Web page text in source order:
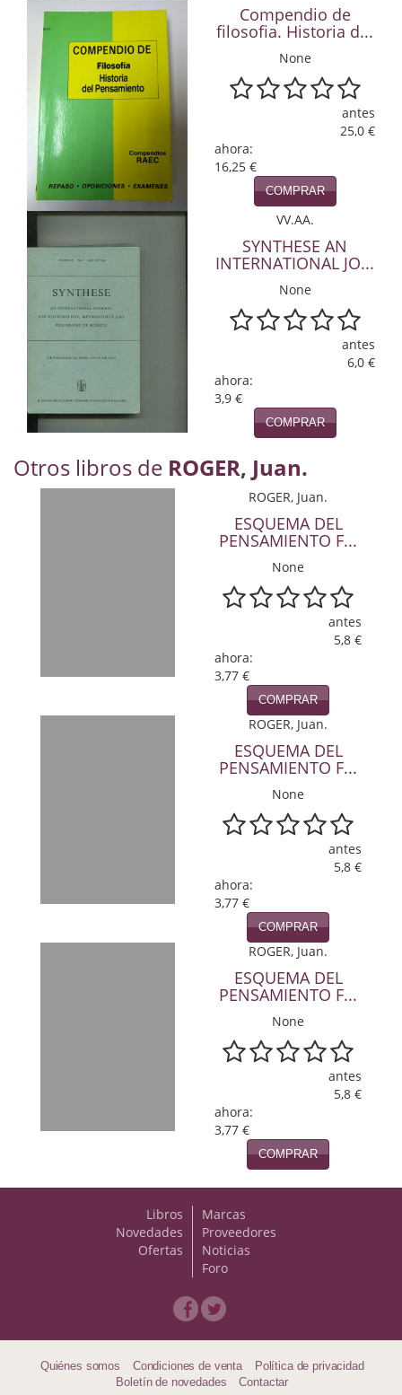
Mafia y espionaje
Matemáticas
Medicina
Música
Naturaleza
Novela fantástica
Novela negra
Novela romántica
Otros idiomas
Papás, Mamás, Bebés...
Religión
Revistas
Terror
Terrorismo
Compendio de
filosofia. Historia d...
None
antes
25,0 €
ahora:
16,25 €
COMPRAR
VV.AA.
SYNTHESE AN
INTERNATIONAL JO...
None
antes
6,0 €
ahora:
3,9 €
COMPRAR
Otros libros de ROGER, Juan.
ROGER, Juan.
ESQUEMA DEL
PENSAMIENTO F...
None
antes
5,8 €
ahora:
3,77 €
COMPRAR
ROGER, Juan.
ESQUEMA DEL
PENSAMIENTO F...
None
antes
5,8 €
ahora:
3,77 €
COMPRAR
ROGER, Juan.
ESQUEMA DEL
PENSAMIENTO F...
None
antes
5,8 €
ahora:
3,77 €
COMPRAR
Libros
Novedades
Ofertas
Marcas
Proveedores
Noticias
Foro
Quiénes somos Condiciones de venta
Política de privacidad
Boletín de novedades
Contactar